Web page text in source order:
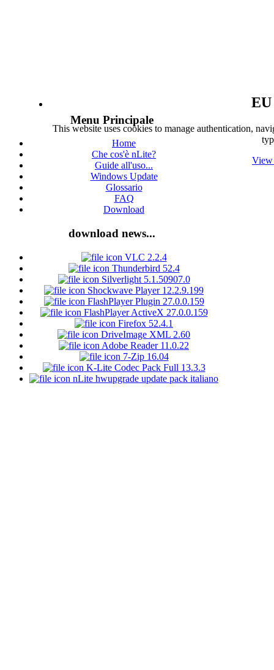
This website uses cookies to manage authentication,
View
Menu Principale
Home
Che cos'è nLite?
Guide all'uso...
Windows Update
Glossario
FAQ
Download
download news...
VLC 2.2.4
Thunderbird 52.4
Silverlight 5.1.50907.0
Shockwave Player 12.2.9.199
FlashPlayer Plugin 27.0.0.159
FlashPlayer ActiveX 27.0.0.159
Firefox 52.4.1
DriveImage XML 2.60
Adobe Reader 11.0.22
7-Zip 16.04
K-Lite Codec Pack Full 13.3.3
nLite hwupgrade update pack italiano